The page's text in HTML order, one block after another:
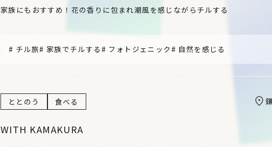
家族にもおすすめ！花の香りに包まれ潮風を感じながらチルする
# チル旅# 家族でチルする # フォトジェニック # 自然を感じる
ととのう 食べる
WITH KAMAKURA